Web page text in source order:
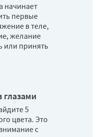
начинает
первые
в теле,
желание
или принять
глазами
5
цвета. Это
с